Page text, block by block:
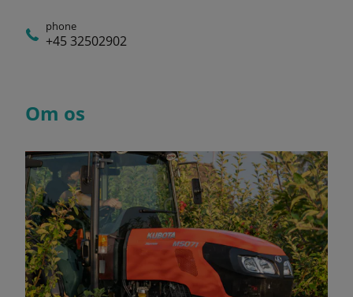
phone
+45 32502902
Om os